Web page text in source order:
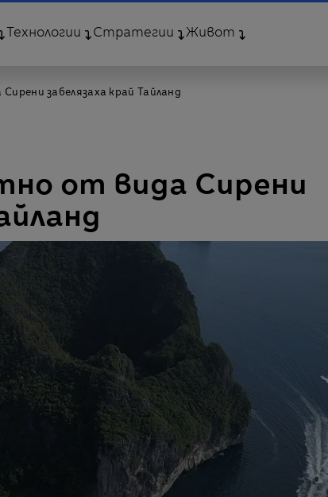
Технологии Стратегии Живот
забелязаха край Тайланд
от вида Сирени